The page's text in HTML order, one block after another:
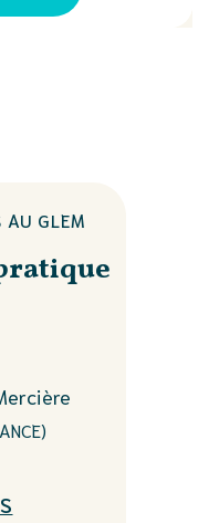
AU GLEM